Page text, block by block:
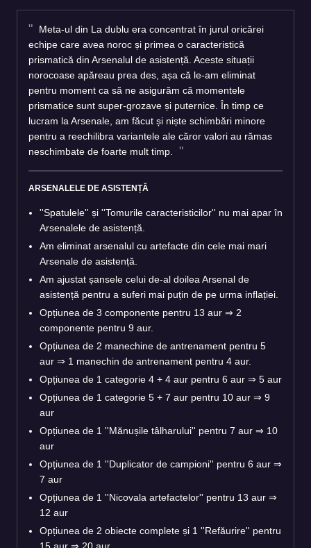
Meta-ul din La dublu era concentrat în jurul oricărei
echipe care avea noroc și primea o caracteristică
prismatică din Arsenalul de asistență. Aceste situații
norocoase apăreau prea des, așa că le-am eliminat
pentru moment ca să ne asigurăm că momentele
prismatice sunt super-grozave și puternice. În timp ce
lucram la Arsenale, am făcut și niște schimbări minore
pentru a reechilibra variantele ale căror valori au rămas
neschimbate de foarte mult timp.
ARSENALELE DE ASISTENȚĂ
''Spatulele'' și ''Tomurile caracteristicilor'' nu mai apar în
Arsenalele de asistență.
Am eliminat arsenalul cu artefacte din cele mai mari
Arsenale de asistență.
Am ajustat șansele celui de-al doilea Arsenal de
asistență pentru a suferi mai puțin de pe urma inflației.
Opțiunea de 3 componente pentru 13 aur ⇒ 2
componente pentru 9 aur.
Opțiunea de 2 manechine de antrenament pentru 5
aur ⇒ 1 manechin de antrenament pentru 4 aur.
Opțiunea de 1 categorie 4 + 4 aur pentru 6 aur ⇒ 5 aur
Opțiunea de 1 categorie 5 + 7 aur pentru 10 aur ⇒ 9
aur
Opțiunea de 1 ''Mănușile tâlharului'' pentru 7 aur ⇒ 10
aur
Opțiunea de 1 ''Duplicator de campioni'' pentru 6 aur ⇒
7 aur
Opțiunea de 1 ''Nicovala artefactelor'' pentru 13 aur ⇒
12 aur
Opțiunea de 2 obiecte complete și 1 ''Refăurire'' pentru